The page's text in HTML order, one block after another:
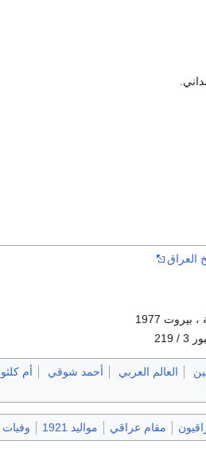
العراق
1977
العالم العربي أحمد شوقي أم
مقام عراقي مواليد 1921 وفيات 1963